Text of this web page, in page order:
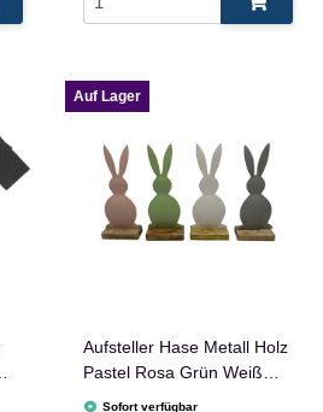
Auf Lager
Aufsteller Hase Metall Holz
Pastel Rosa Grün Weiß
GrauSofort verfügbar